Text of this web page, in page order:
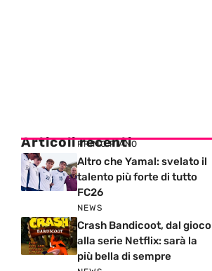
Articoli recenti
PRIMO PIANO
Altro che Yamal: svelato il
talento più forte di tutto
FC26
NEWS
Crash Bandicoot, dal gioco
alla serie Netflix: sarà la
più bella di sempre